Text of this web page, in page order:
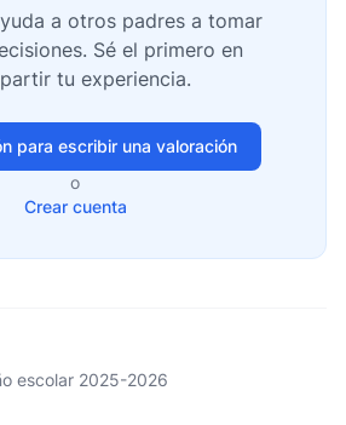
a otros padres a tomar
Sé el primero en
tu experiencia.
para escribir una valoración
o
Crear cuenta
escolar 2025-2026